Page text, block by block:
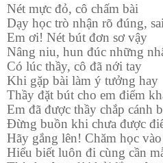
Nét mực đỏ, cô chấm bài
Dạy học trò nhận rõ đúng, sai
Em ơi! Nét bút đơn sơ vậy
Nâng niu, hun đúc những
Có lúc thầy, cô đã nới tay
Khi gặp bài làm ý tưởng hay
Thầy đặt bút cho em điểm
Em đã được thầy chắp cánh
Đừng buồn khi chưa được
Hãy gắng lên! Chăm học
Hiểu biết luôn đi cùng cần